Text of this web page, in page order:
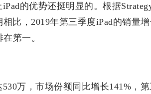
的优势还挺明显的。根据
比，2019年第三季度iPad的销量
第一。
万，市场份额同比增长141%，第